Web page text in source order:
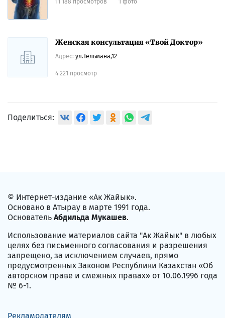
11 188 просмотров 1 фото
Женская консультация «Твой Доктор»
Адрес: ул.Тельмана,12
4 221 просмотр
Поделиться:
© Интернет-издание «Ак Жайык».
Основано в Атырау в марте 1991 года.
Основатель Абдильда Мукашев.
Использование материалов сайта "Ак Жайык" в любых
целях без письменного согласования и разрешения
запрещено, за исключением случаев, прямо
предусмотренных Законом Республики Казахстан «Об
авторском праве и смежных правах» от 10.06.1996 года
№ 6-1.
Рекламодателям